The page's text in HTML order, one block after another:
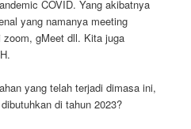
COVID. Yang akibatnya
yang namanya meeting
gMeet dll. Kita juga
yang telah terjadi dimasa ini,
di tahun 2023?